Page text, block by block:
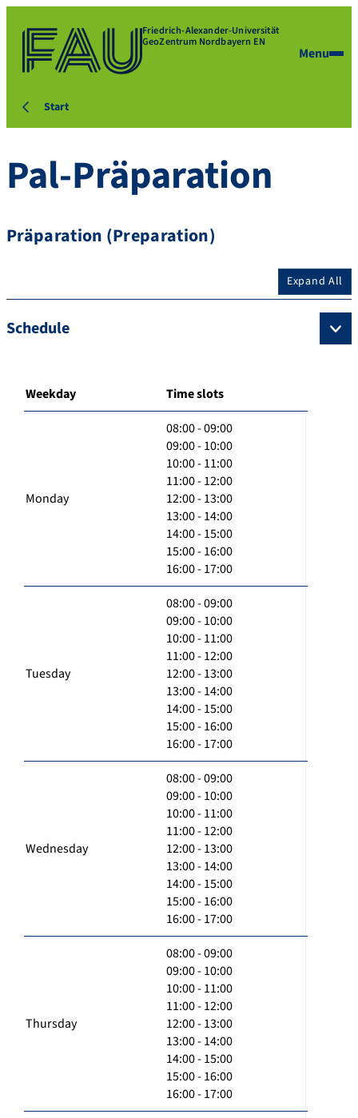
Friedrich-Alexander-Universität
GeoZentrum Nordbayern EN
Menu
Start
Pal-Präparation
Präparation (Preparation)
Expand All
Schedule
Weekday Time slots
Monday
08:00 - 09:00
09:00 - 10:00
10:00 - 11:00
11:00 - 12:00
12:00 - 13:00
13:00 - 14:00
14:00 - 15:00
15:00 - 16:00
16:00 - 17:00
Tuesday
08:00 - 09:00
09:00 - 10:00
10:00 - 11:00
11:00 - 12:00
12:00 - 13:00
13:00 - 14:00
14:00 - 15:00
15:00 - 16:00
16:00 - 17:00
Wednesday
08:00 - 09:00
09:00 - 10:00
10:00 - 11:00
11:00 - 12:00
12:00 - 13:00
13:00 - 14:00
14:00 - 15:00
15:00 - 16:00
16:00 - 17:00
Thursday
08:00 - 09:00
09:00 - 10:00
10:00 - 11:00
11:00 - 12:00
12:00 - 13:00
13:00 - 14:00
14:00 - 15:00
15:00 - 16:00
16:00 - 17:00